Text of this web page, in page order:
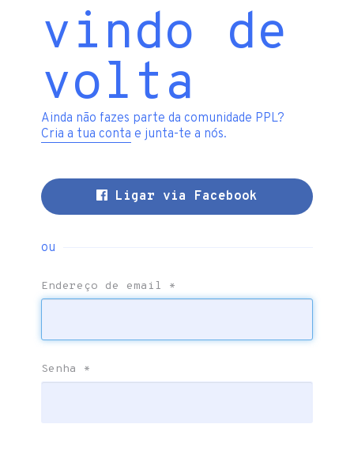
vindo de
volta
Ainda não fazes parte da comunidade PPL?
Cria a tua conta e junta-te a nós.
Ligar via Facebook
ou
Endereço de email *
Senha *